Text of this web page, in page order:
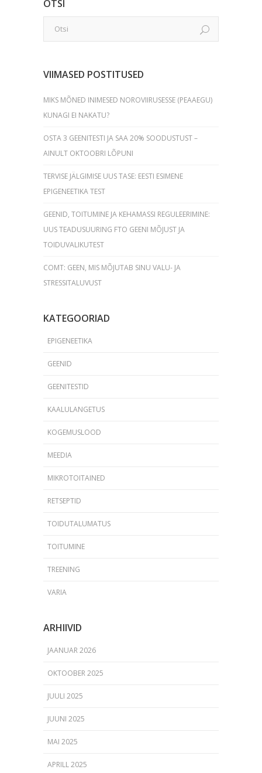
OTSI
VIIMASED POSTITUSED
MIKS MÕNED INIMESED NOROVIIRUSESSE (PEAAEGU)
KUNAGI EI NAKATU?
OSTA 3 GEENITESTI JA SAA 20% SOODUSTUST –
AINULT OKTOOBRI LÕPUNI
TERVISE JÄLGIMISE UUS TASE: EESTI ESIMENE
EPIGENEETIKA TEST
GEENID, TOITUMINE JA KEHAMASSI REGULEERIMINE:
UUS TEADUSUURING FTO GEENI MÕJUST JA
TOIDUVALIKUTEST
COMT: GEEN, MIS MÕJUTAB SINU VALU- JA
STRESSITALUVUST
KATEGOORIAD
EPIGENEETIKA
GEENID
GEENITESTID
KAALULANGETUS
KOGEMUSLOOD
MEEDIA
MIKROTOITAINED
RETSEPTID
TOIDUTALUMATUS
TOITUMINE
TREENING
VARIA
ARHIIVID
JAANUAR 2026
OKTOOBER 2025
JUULI 2025
JUUNI 2025
MAI 2025
APRILL 2025